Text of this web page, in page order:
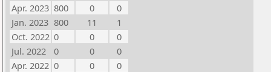
Apr. 2023 800 0
0
Jan. 2023 800 11
1
Oct. 2022 0 0
0
Jul. 2022
0 0
0
Apr. 2022 0 0
0